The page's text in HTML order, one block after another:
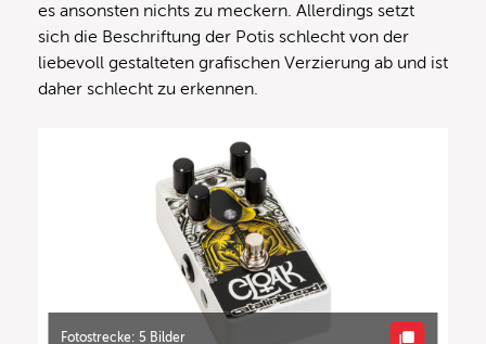
es ansonsten nichts zu meckern. Allerdings setzt
sich die Beschriftung der Potis schlecht von der
liebevoll gestalteten grafischen Verzierung ab und ist
daher schlecht zu erkennen.
Fotostrecke: 5 Bilder